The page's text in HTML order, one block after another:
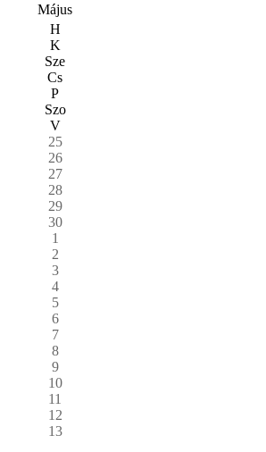
Május
H
K
Sze
Cs
P
Szo
V
25
26
27
28
29
30
1
2
3
4
5
6
7
8
9
10
11
12
13